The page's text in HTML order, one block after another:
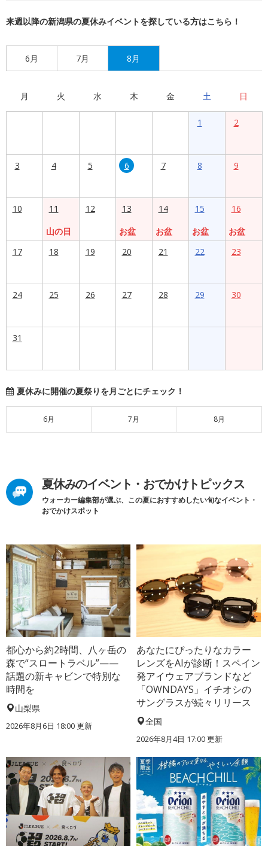
来週以降の新潟県の夏休みイベントを探している方はこちら！
6月 7月 8月
月 火 水 木 金 土 日
1 2
3 4 5 6 7 8 9
10
11
山の日
12
13
お盆
14
お盆
15
お盆
16
お盆
17
18 19 20 21 22 23
24 25 26 27 28 29 30
31
夏休みに開催の夏祭りを月ごとにチェック！
6月 7月 8月
夏休みのイベント・おでかけトピックス
ウォーカー編集部が選ぶ、この夏におすすめしたい旬なイベント・
おでかけスポット
都心から約2時間、八ヶ岳の
森で“スロートラベル”——
話題の新キャビンで特別な
時間を
山梨県
2026年8月6日 18:00更新
あなたにぴったりなカラー
レンズをAIが診断！スペイン
発アイウェアブランドなど
「OWNDAYS」イチオシの
サングラスが続々リリース
全国
2026年8月4日 17:00更新